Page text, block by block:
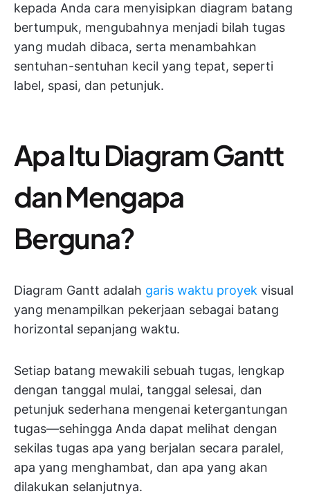
kepada Anda cara menyisipkan diagram batang
bertumpuk, mengubahnya menjadi bilah tugas
yang mudah dibaca, serta menambahkan
sentuhan-sentuhan kecil yang tepat, seperti
label, spasi, dan petunjuk.
Apa Itu Diagram Gantt
dan Mengapa
Berguna?
Diagram Gantt adalah garis waktu proyek visual
yang menampilkan pekerjaan sebagai batang
horizontal sepanjang waktu.
Setiap batang mewakili sebuah tugas, lengkap
dengan tanggal mulai, tanggal selesai, dan
petunjuk sederhana mengenai ketergantungan
tugas—sehingga Anda dapat melihat dengan
sekilas tugas apa yang berjalan secara paralel,
apa yang menghambat, dan apa yang akan
dilakukan selanjutnya.